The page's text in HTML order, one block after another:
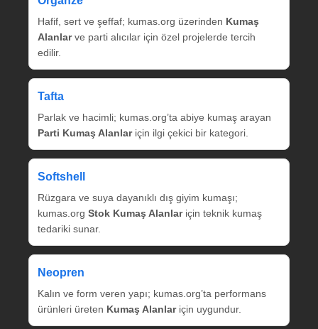
Hafif, sert ve şeffaf; kumas.org üzerinden Kumaş
Alanlarve parti alıcılar için özel projelerde tercih
edilir.
Tafta
Parlak ve hacimli; kumas.org’ta abiye kumaş arayan
Parti Kumaş Alanlariçin ilgi çekici bir kategori.
Softshell
Rüzgara ve suya dayanıklı dış giyim kumaşı;
kumas.org Stok Kumaş Alanlariçin teknik kumaş
tedariki sunar.
Neopren
Kalın ve form veren yapı; kumas.org’ta performans
ürünleri üreten Kumaş Alanlariçin uygundur.